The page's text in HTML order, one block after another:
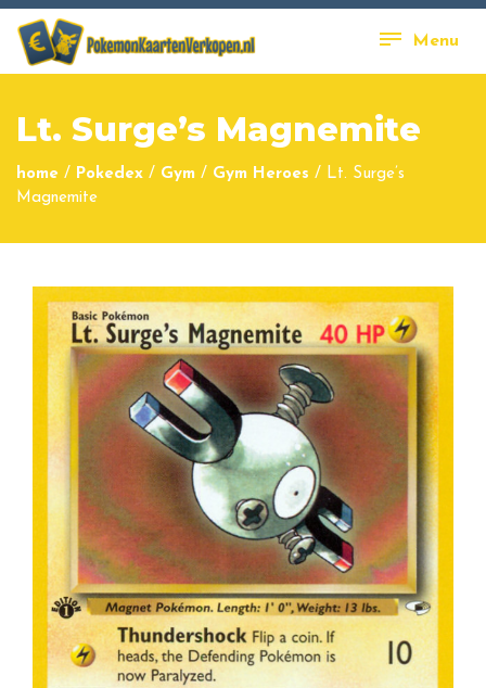
Menu
Lt. Surge’s Magnemite
home / Pokedex / Gym / Gym Heroes / Lt. Surge’s
Magnemite